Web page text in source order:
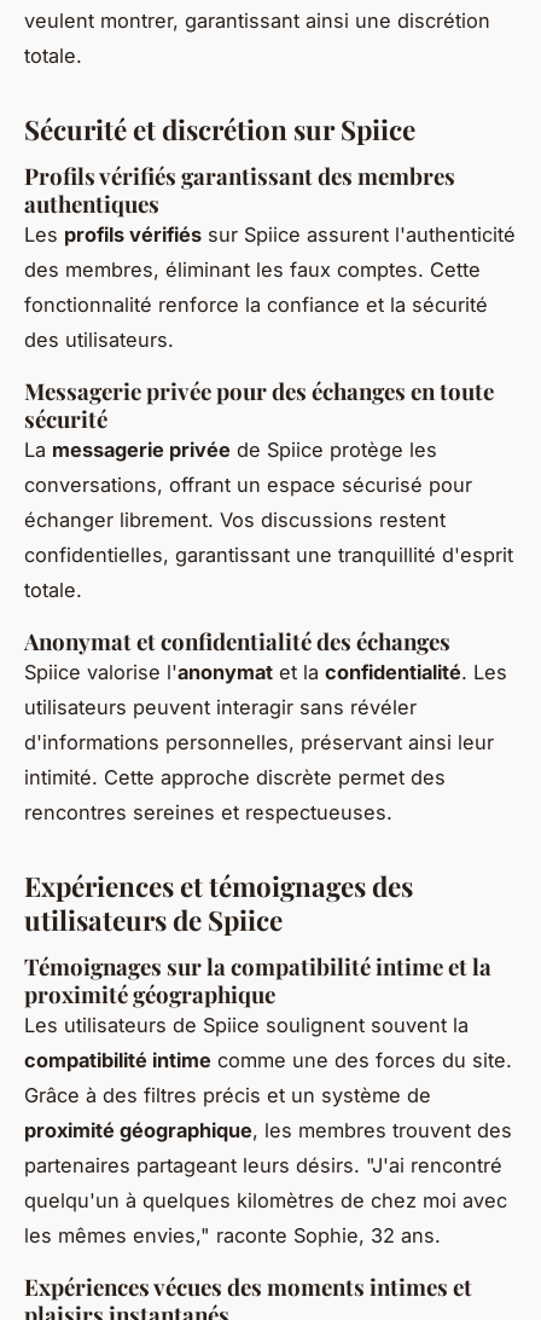
veulent montrer, garantissant ainsi une discrétion
totale.
Sécurité et discrétion sur Spiice
Profils vérifiés garantissant des membres
authentiques
Les profils vérifiés sur Spiice assurent l'authenticité
des membres, éliminant les faux comptes. Cette
fonctionnalité renforce la confiance et la sécurité
des utilisateurs.
Messagerie privée pour des échanges en toute
sécurité
La messagerie privée de Spiice protège les
conversations, offrant un espace sécurisé pour
échanger librement. Vos discussions restent
confidentielles, garantissant une tranquillité d'esprit
totale.
Anonymat et confidentialité des échanges
Spiice valorise l'anonymat et la confidentialité. Les
utilisateurs peuvent interagir sans révéler
d'informations personnelles, préservant ainsi leur
intimité. Cette approche discrète permet des
rencontres sereines et respectueuses.
Expériences et témoignages des
utilisateurs de Spiice
Témoignages sur la compatibilité intime et la
proximité géographique
Les utilisateurs de Spiice soulignent souvent la
compatibilité intime comme une des forces du site.
Grâce à des filtres précis et un système de
proximité géographique, les membres trouvent des
partenaires partageant leurs désirs. "J'ai rencontré
quelqu'un à quelques kilomètres de chez moi avec
les mêmes envies," raconte Sophie, 32 ans.
Expériences vécues des moments intimes et